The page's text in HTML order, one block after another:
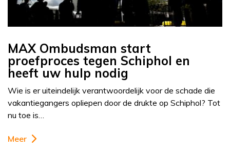
MAX Ombudsman start
proefproces tegen Schiphol en
heeft uw hulp nodig
Wie is er uiteindelijk verantwoordelijk voor de schade die
vakantiegangers opliepen door de drukte op Schiphol? Tot
nu toe is…
Meer